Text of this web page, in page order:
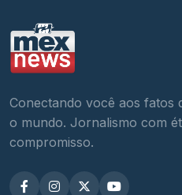
Conectando você aos fatos
o mundo. Jornalismo com
compromisso.